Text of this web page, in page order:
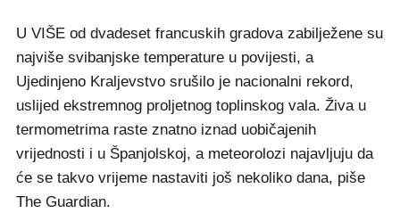
U VIŠE od dvadeset francuskih gradova zabilježene su
najviše svibanjske temperature u povijesti, a
Ujedinjeno Kraljevstvo srušilo je nacionalni rekord,
uslijed ekstremnog proljetnog toplinskog vala. Živa u
termometrima raste znatno iznad uobičajenih
vrijednosti i u Španjolskoj, a meteorolozi najavljuju da
će se takvo vrijeme nastaviti još nekoliko dana, piše
The Guardian.